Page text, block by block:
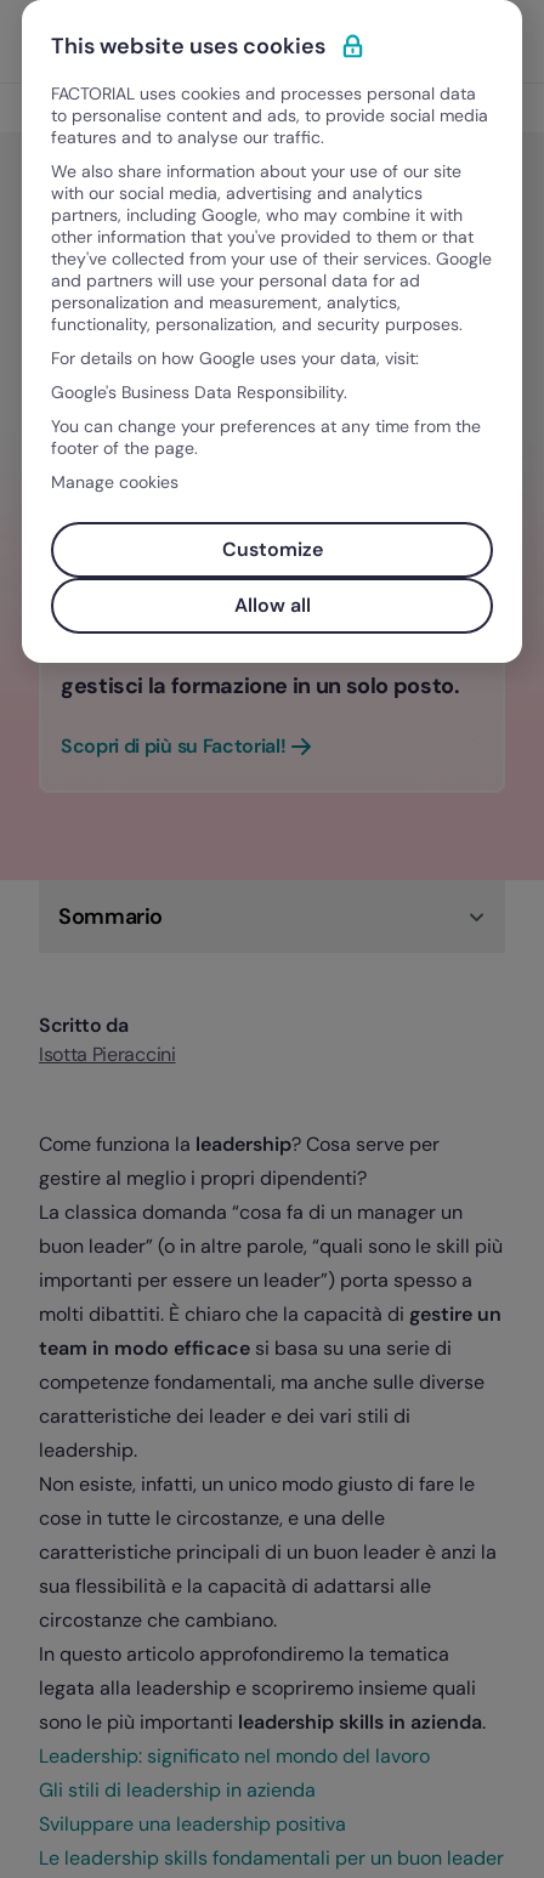
Vai al contenuto
Scopri Factorial
Gestione delle competenze
Gestione delle competenze
Leadership: le skills di un buon
leader e quale stile adottare in
azienda
16 Febbraio, 2026 11 minuti di lettura
VUOI SEMPLIFICARE IL TUO FLUSSO DI
LAVORO?
Smetti di chiederti se i tuoi team hanno
le competenze necessarie per il
gestisci la formazione in un solo posto.
Scopri di più su Factorial!
Sommario
Scritto da
Isotta Pieraccini
Come funziona la leadership? Cosa serve per
gestire al meglio i propri dipendenti?
La classica domanda “cosa fa di un manager un
buon leader” (o in altre parole, “quali sono le skill più
importanti per essere un leader”) porta spesso a
molti dibattiti. È chiaro che la capacità di gestire un
team in modo efficace si basa su una serie di
competenze fondamentali, ma anche sulle diverse
caratteristiche dei leader e dei vari stili di
leadership.
Non esiste, infatti, un unico modo giusto di fare le
cose in tutte le circostanze, e una delle
caratteristiche principali di un buon leader è anzi la
sua flessibilità e la capacità di adattarsi alle
circostanze che cambiano.
In questo articolo approfondiremo la tematica
legata alla leadership e scopriremo insieme quali
sono le più importanti leadership skills in azienda.
Leadership: significato nel mondo del lavoro
Gli stili di leadership in azienda
Sviluppare una leadership positiva
Le leadership skills fondamentali per un buon leader
This website uses cookies
FACTORIAL uses cookies and processes personal data
to personalise content and ads, to provide social media
features and to analyse our traffic.
We also share information about your use of our site
with our social media, advertising and analytics
partners, including Google, who may combine it with
other information that you've provided to them or that
they've collected from your use of their services. Google
and partners will use your personal data for ad
personalization and measurement, analytics,
functionality, personalization, and security purposes.
For details on how Google uses your data, visit:
Google's Business Data Responsibility.
You can change your preferences at any time from the
footer of the page.
Manage cookies
Customize
Allow all